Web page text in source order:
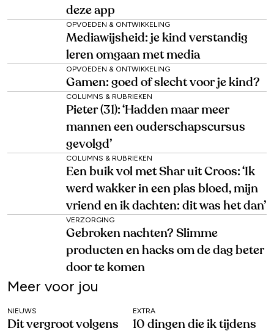
deze app
OPVOEDEN & ONTWIKKELING
Mediawijsheid: je kind verstandig
leren omgaan met media
OPVOEDEN & ONTWIKKELING
Gamen: goed of slecht voor je kind?
COLUMNS & RUBRIEKEN
Pieter (31): ‘Hadden maar meer
mannen een ouderschapscursus
gevolgd’
COLUMNS & RUBRIEKEN
Een buik vol met Shar uit Croos: ‘Ik
werd wakker in een plas bloed, mijn
vriend en ik dachten: dit was het dan’
VERZORGING
Gebroken nachten? Slimme
producten en hacks om de dag beter
door te komen
Meer voor jou
NIEUWS
Dit vergroot volgens
EXTRA
10 dingen die ik tijdens